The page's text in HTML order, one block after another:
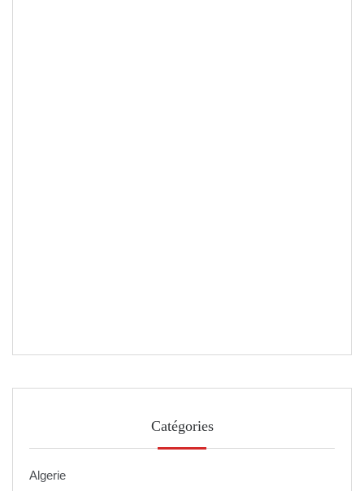
Catégories
Algerie